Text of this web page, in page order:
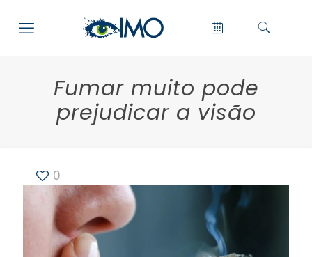
Fumar muito pode
prejudicar a visão
0